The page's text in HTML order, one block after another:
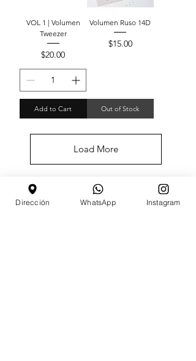
VOL 1 | Volumen
Tweezer
Price
$20.00
Add to Cart
Volumen Ruso 14D
Price
$15.00
Out of Stock
Load More
Dirección WhatsApp Instagram